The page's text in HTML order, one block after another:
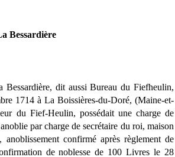
Bessardière
Bessardière, dit aussi Bureau du Fiefheulin,
1714 à La Boissières-du-Doré, (Maine-et-
du Fief-Heulin, possédait une charge de
par charge de secrétaire du roi, maison
anoblissement confirmé après règlement de
de noblesse de 100 Livres le 28